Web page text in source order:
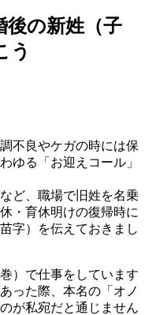
後の新姓（子
う
不良やケガの時には保
ゆる「お迎えコール」
ど、職場で旧姓を名乗
・育休明けの復帰時に
字）を伝えておきまし
）で仕事をしています
った際、本名の「オノ
が私宛だと通じません